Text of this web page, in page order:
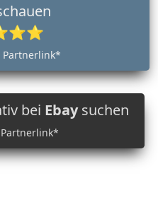
Partnerlink*
bei Ebaysuchen